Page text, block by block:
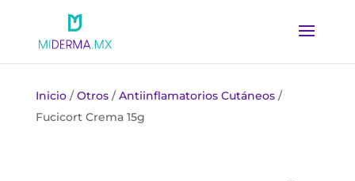
Inicio/Otros/Antiinflamatorios Cutáneos/
Fucicort Crema 15g